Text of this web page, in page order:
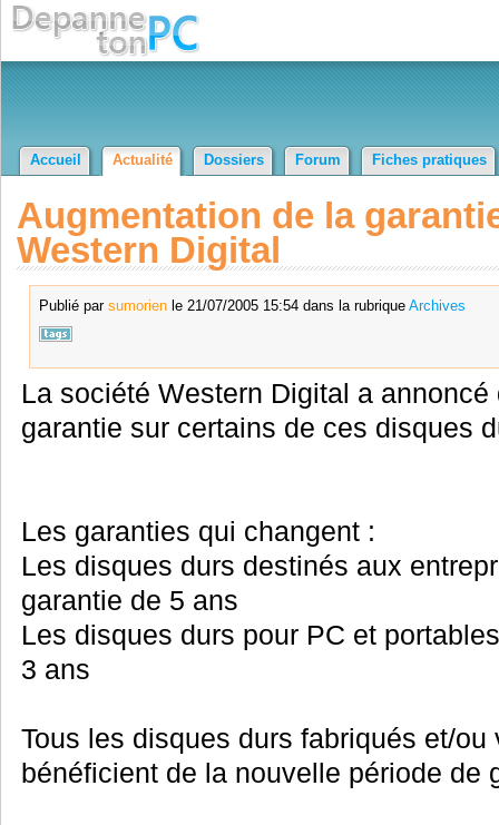
Accueil Actualité Dossiers Forum Fiches pratiques
Augmentation de la
Western Digital
Publié par sumorienle 21/07/2005 15:54 dans la rubrique Archives
La société Western Digital a
garantie sur certains de ces disques
Les garanties qui changent :
Les disques durs destinés aux
garantie de 5 ans
Les disques durs pour PC et
3 ans
Tous les disques durs fabriqués et/
bénéficient de la nouvelle période de